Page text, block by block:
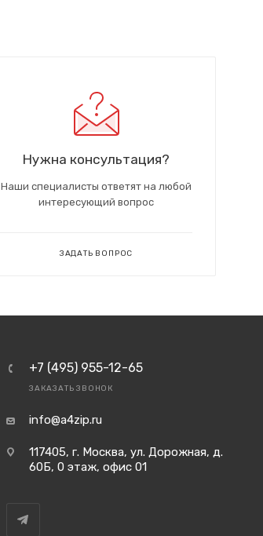
Нужна консультация?
Наши специалисты ответят на любой
интересующий вопрос
ЗАДАТЬ ВОПРОС
+7 (495) 955-12-65
ЗАКАЗАТЬ ЗВОНОК
info@a4zip.ru
117405, г. Москва, ул. Дорожная, д.
60Б, 0 этаж, офис 01